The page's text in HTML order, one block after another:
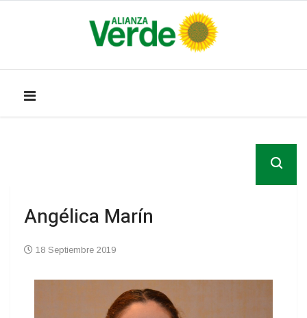
Angélica Marín
18 Septiembre 2019